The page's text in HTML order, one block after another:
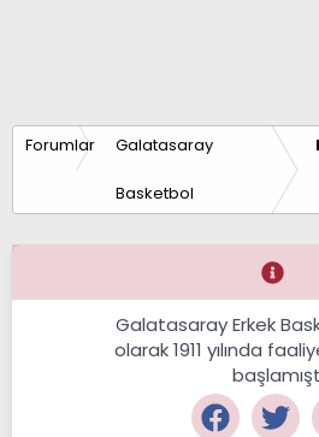
Forumlar Galatasaray
Basketbol
Galatasaray Erkek
olarak 1911 yılında